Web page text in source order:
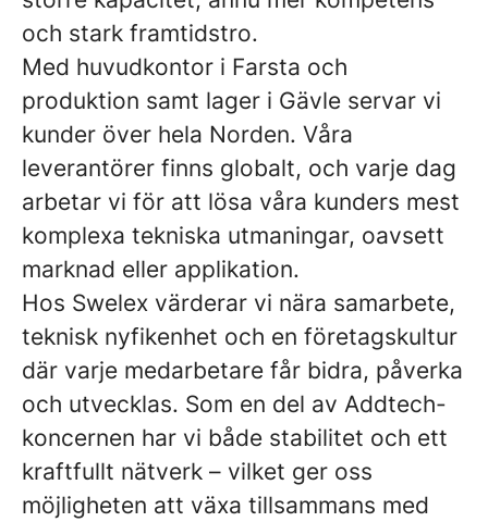
och stark framtidstro.
Med huvudkontor i Farsta och
produktion samt lager i Gävle servar vi
kunder över hela Norden. Våra
leverantörer finns globalt, och varje dag
arbetar vi för att lösa våra kunders mest
komplexa tekniska utmaningar, oavsett
marknad eller applikation.
Hos Swelex värderar vi nära samarbete,
teknisk nyfikenhet och en företagskultur
där varje medarbetare får bidra, påverka
och utvecklas. Som en del av Addtech-
koncernen har vi både stabilitet och ett
kraftfullt nätverk – vilket ger oss
möjligheten att växa tillsammans med